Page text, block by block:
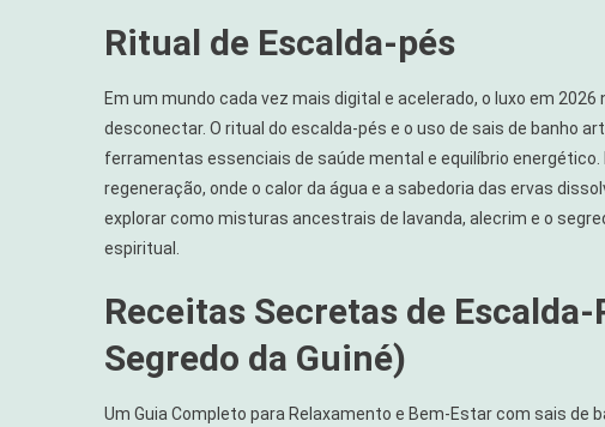
Pés
Com
Ervas:
Receitas
Caseiras
E
Ritual de Escalda-pés
Em um mundo cada vez mais digital e acelerado, o luxo em
desconectar. O ritual do escalda-pés e o uso de sais de banho
ferramentas essenciais de saúde mental e equilíbrio
regeneração, onde o calor da água e a sabedoria das ervas
explorar como misturas ancestrais de lavanda, alecrim e o
espiritual.
Receitas Secretas de
Segredo da Guiné)
Um Guia Completo para Relaxamento e Bem-Estar com sais de